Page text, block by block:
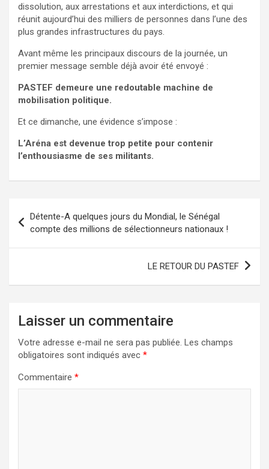
dissolution, aux arrestations et aux interdictions, et qui
réunit aujourd’hui des milliers de personnes dans l’une des
plus grandes infrastructures du pays.
Avant même les principaux discours de la journée, un
premier message semble déjà avoir été envoyé :
PASTEF demeure une redoutable machine de
mobilisation politique.
Et ce dimanche, une évidence s’impose :
L’Aréna est devenue trop petite pour contenir
l’enthousiasme de ses militants.
de
l’article
Détente-A quelques jours du Mondial, le Sénégal
compte des millions de sélectionneurs nationaux !
LE RETOUR DU PASTEF
Laisser un commentaire
Votre adresse e-mail ne sera pas publiée. Les champs
obligatoires sont indiqués avec *
Commentaire *